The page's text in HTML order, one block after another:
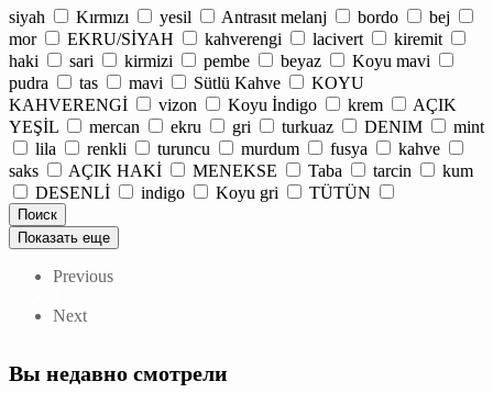
siyah Kırmızı yesil Antrasıt melanj bordo
bej
mor
EKRU/SİYAH kahverengi lacivert
kiremit
haki
sari kirmizi pembe beyaz
Koyu mavi
pudra
tas mavi Sütlü Kahve
KOYU
KAHVERENGİ
vizon Koyu İndigo krem
AÇIK
YEŞİL
mercan ekru gri turkuaz DENIM
mint
lila
renkli turuncu murdum fusya
kahve
saks
AÇIK HAKİ MENEKSE Taba tarcin
kum
DESENLİ
indigo Koyu gri TÜTÜN
Показать еще
Previous
Next
Вы недавно смотрели